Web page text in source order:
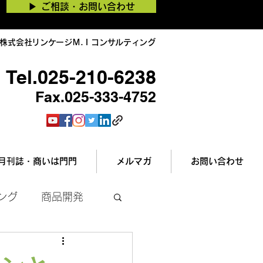
▶︎ ご相談・お問い合わせ
式会社リンケージＭ.Ｉコンサルティング
Tel.025-210-6238
Fax.025-333-4752
刊誌・商いは門門 メルマガ お問い合わせ
グ 商品開発